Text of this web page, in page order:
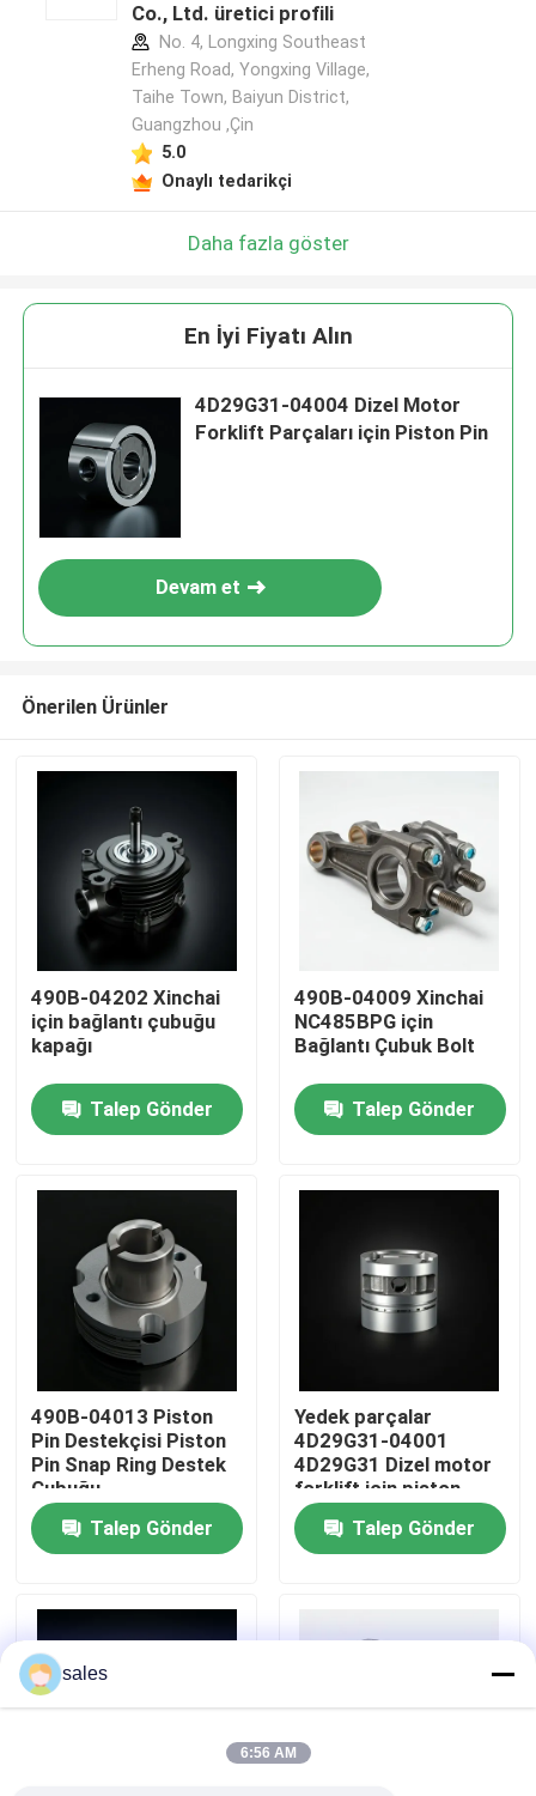
Evde
Videolar
Hakkımızda
Fabrika turu
Kalite Kontrolü
Bizimle İletişim
Bir teklif isteği
Motor montajı
Co., Ltd. üretici profili
No. 4, Longxing Southeast
Erheng Road, Yongxing Village,
Taihe Town, Baiyun District,
Guangzhou ,Çin
5.0
Onaylı tedarikçi
Daha fazla göster
En İyi Fiyatı Alın
4D29G31-04004 Dizel Motor
Forklift Parçaları için Piston Pin
Devam et
Önerilen Ürünler
490B-04202 Xinchai
için bağlantı çubuğu
kapağı
Talep Gönder
490B-04009 Xinchai
NC485BPG için
Bağlantı Çubuk Bolt
Talep Gönder
490B-04013 Piston
Pin Destekçisi Piston
Pin Snap Ring Destek
Çubuğu
Talep Gönder
Yedek parçalar
4D29G31-04001
4D29G31 Dizel motor
forklift için piston
Talep Gönder
sales
6:56 AM